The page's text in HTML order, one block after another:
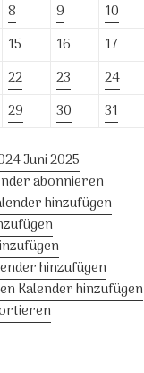
8 9 10
15 16 17
22 23 24
29 30 31
Juni2025
abonnieren
hinzufügen
hinzufügen
Kalender hinzufügen